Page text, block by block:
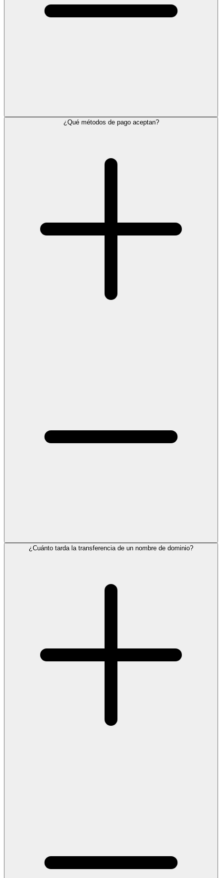
¿Qué métodos de pago aceptan?
¿Cuánto tarda la transferencia de un nombre de dominio?